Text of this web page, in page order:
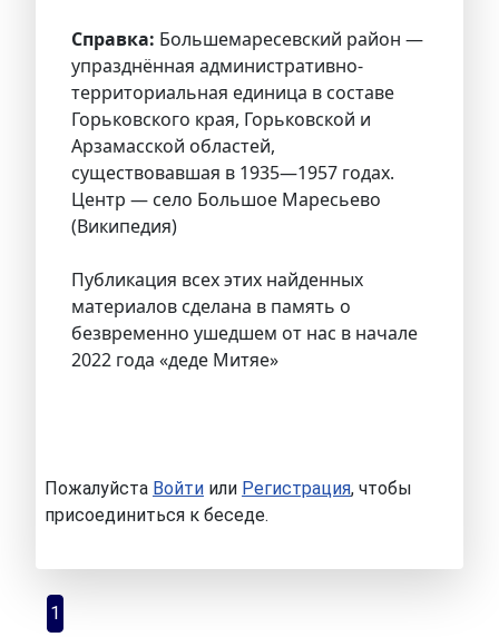
Справка: Большемаресевский район —
упразднённая административно-
территориальная единица в составе
Горьковского края, Горьковской и
Арзамасской областей,
существовавшая в 1935—1957 годах.
Центр — село Большое Маресьево
(Википедия)
Публикация всех этих найденных
материалов сделана в память о
безвременно ушедшем от нас в начале
2022 года «деде Митяе»
Пожалуйста Войти или Регистрация, чтобы
присоединиться к беседе.
1